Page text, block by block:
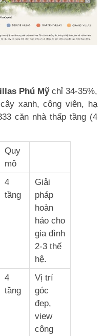
Phú Mỹchỉ 34-35%,
xanh, công viên, hạ
căn nhà thấp tầng (4
Quy
mô
4
tầng
Giải
pháp
hoàn
hảo cho
gia đình
2-3 thế
hệ.
4
tầng
Vị trí
góc
đẹp,
view
công